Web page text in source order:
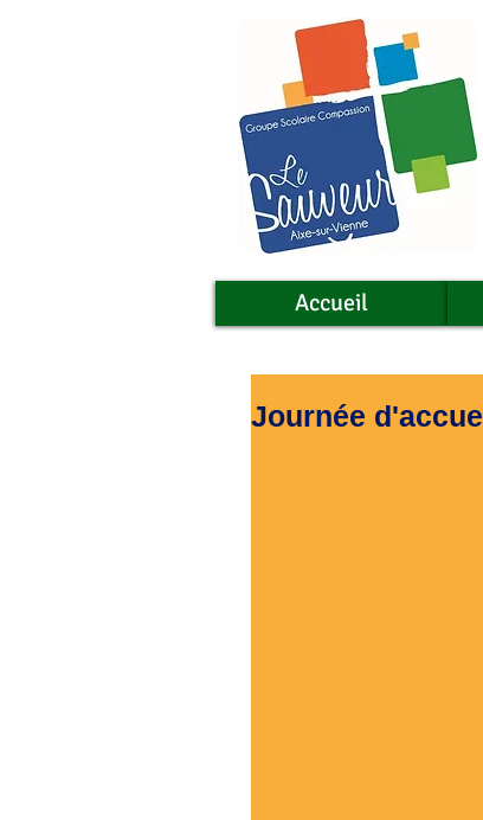
Accueil
Journée